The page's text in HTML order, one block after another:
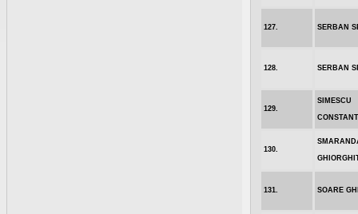
127. SERBAN
128. SERBAN
129.
SIMESCU
130.
131. SOARE